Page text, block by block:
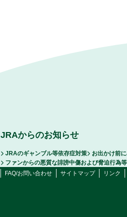
JRAからのお知らせ
JRAのギャンブル等依存症対策 お出かけ前
ファンからの悪質な誹謗中傷および脅迫行為
FAQ/お問い合わせ
サイトマップ リンク